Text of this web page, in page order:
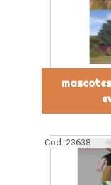
Cod.:23638